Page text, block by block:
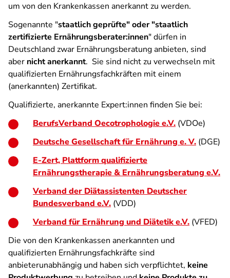
um von den Krankenkassen anerkannt zu werden.
Sogenannte "staatlich geprüfte" oder "staatlich
zertifizierte Ernährungsberater:innen" dürfen in
Deutschland zwar Ernährungsberatung anbieten, sind
aber nicht anerkannt. Sie sind nicht zu verwechseln mit
qualifizierten Ernährungsfachkräften mit einem
(anerkannten) Zertifikat.
Qualifizierte, anerkannte Expert:innen finden Sie bei:
BerufsVerband Oecotrophologie e.V. (VDOe)
Deutsche Gesellschaft für Ernährung e. V. (DGE)
E-Zert, Plattform qualifizierte
Ernährungstherapie & Ernährungsberatung e.V.
Verband der Diätassistenten Deutscher
Bundesverband e.V. (VDD)
Verband für Ernährung und Diätetik e.V. (VFED)
Die von den Krankenkassen anerkannten und
qualifizierten Ernährungsfachkräfte sind
anbieterunabhängig und haben sich verpflichtet, keine